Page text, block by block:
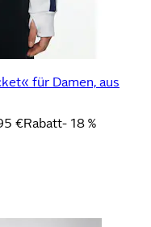
für Damen, aus
€Rabatt- 18 %